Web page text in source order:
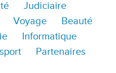
Judiciaire
Voyage
Beauté
Informatique
Partenaires